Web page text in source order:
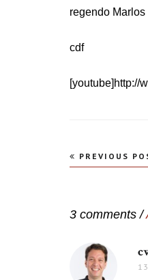
regendo Marlos
cdf
[youtube]http://
PREVIOUS
3 comments /